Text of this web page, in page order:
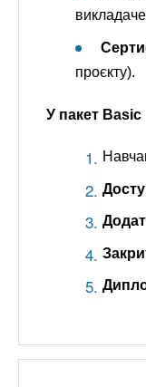
проєкту).
У пакет Basic